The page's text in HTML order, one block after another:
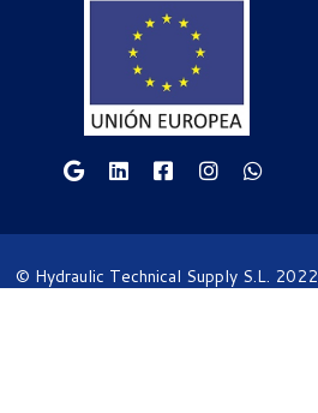
© Hydraulic Technical Supply S.L. 2022